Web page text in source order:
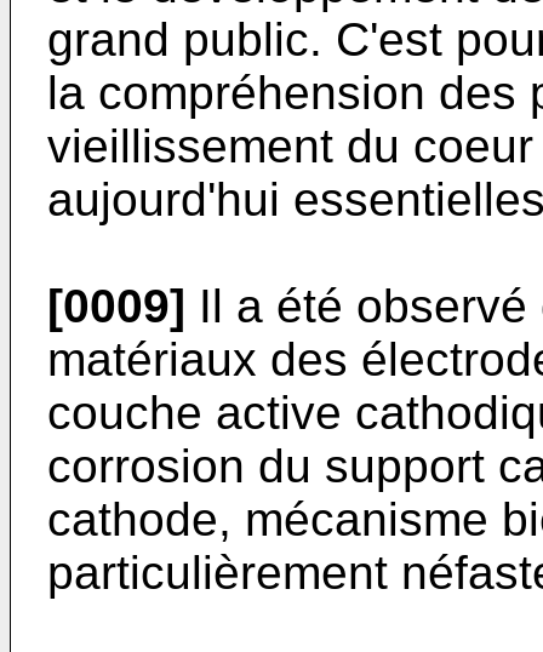
grand public. C'est
la compréhension des
vieillissement du
aujourd'hui
[0009] Il a été
matériaux des
couche active
corrosion du support
cathode, mécanisme
particulièrement